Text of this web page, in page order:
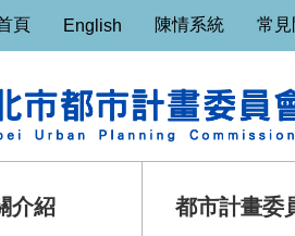
頁 English 陳情系統 常
介紹 都市計畫委